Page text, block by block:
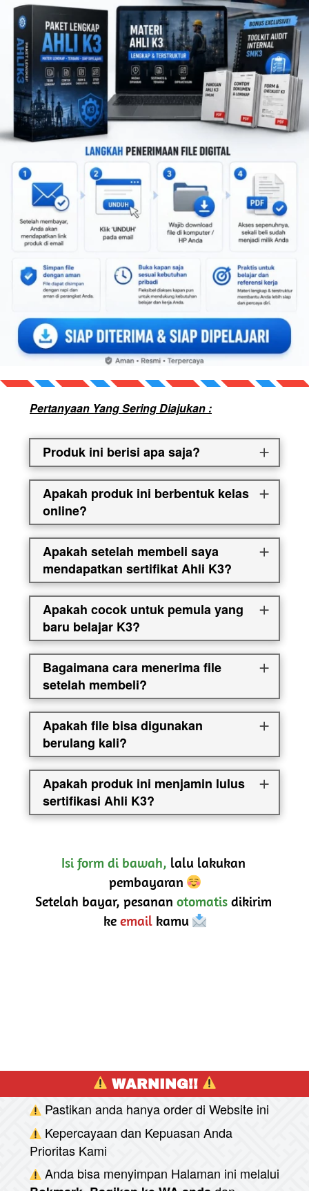
Pertanyaan Yang Sering Diajukan :
Produk ini berisi apa saja?
Apakah produk ini berbentuk kelas
online?
Apakah setelah membeli saya
mendapatkan sertifikat Ahli K3?
Apakah cocok untuk pemula yang
baru belajar K3?
Bagaimana cara menerima file
setelah membeli?
Apakah file bisa digunakan
berulang kali?
Apakah produk ini menjamin lulus
sertifikasi Ahli K3?
Isi form di bawah, lalu lakukan
pembayaran
Setelah bayar, pesanan otomatis dikirim
ke email kamu
WARNING!!
Pastikan anda hanya order di Website ini
Kepercayaan dan Kepuasan Anda
Prioritas Kami
Anda bisa menyimpan Halaman ini melalui